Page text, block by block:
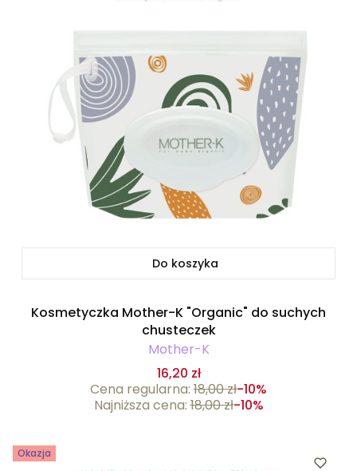
Do koszyka
Kosmetyczka Mother-K "Organic" do suchych
chusteczek
Mother-K
16,20 zł
Cena regularna: 18,00 zł-10%
Najniższa cena:18,00 zł-10%
Okazja